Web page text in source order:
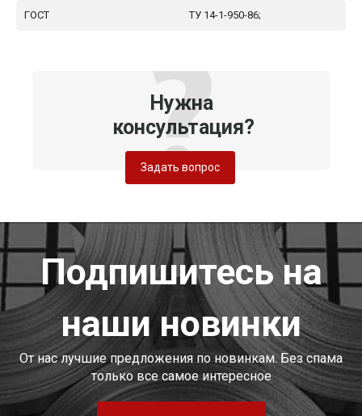
ГОСТ ТУ 14-1-950-86;
Нужна
консультация?
Задать вопрос
Подпишитесь на
наши новинки
От нас лучшие предложения по новинкам. Без спама
только все самое интересное